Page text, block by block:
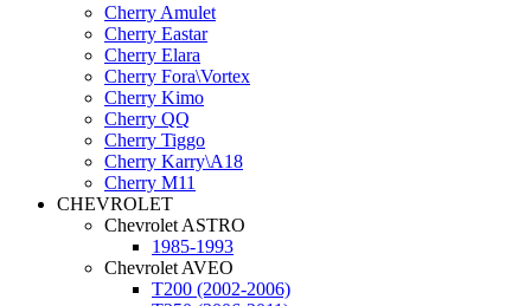
Cherry Amulet
Cherry Eastar
Cherry Elara
Cherry Fora\Vortex
Cherry Kimo
Cherry QQ
Cherry Tiggo
Cherry Karry\A18
Cherry М11
CHEVROLET
Chevrolet ASTRO
1985-1993
Chevrolet AVEO
T200 (2002-2006)